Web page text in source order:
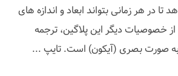
تا در هر زمانی بتواند ابعاد و اندازه های
خصوصیات دیگر این پلاگین، ترجمه
صورت بصری (آیکون) است. تایپ ...